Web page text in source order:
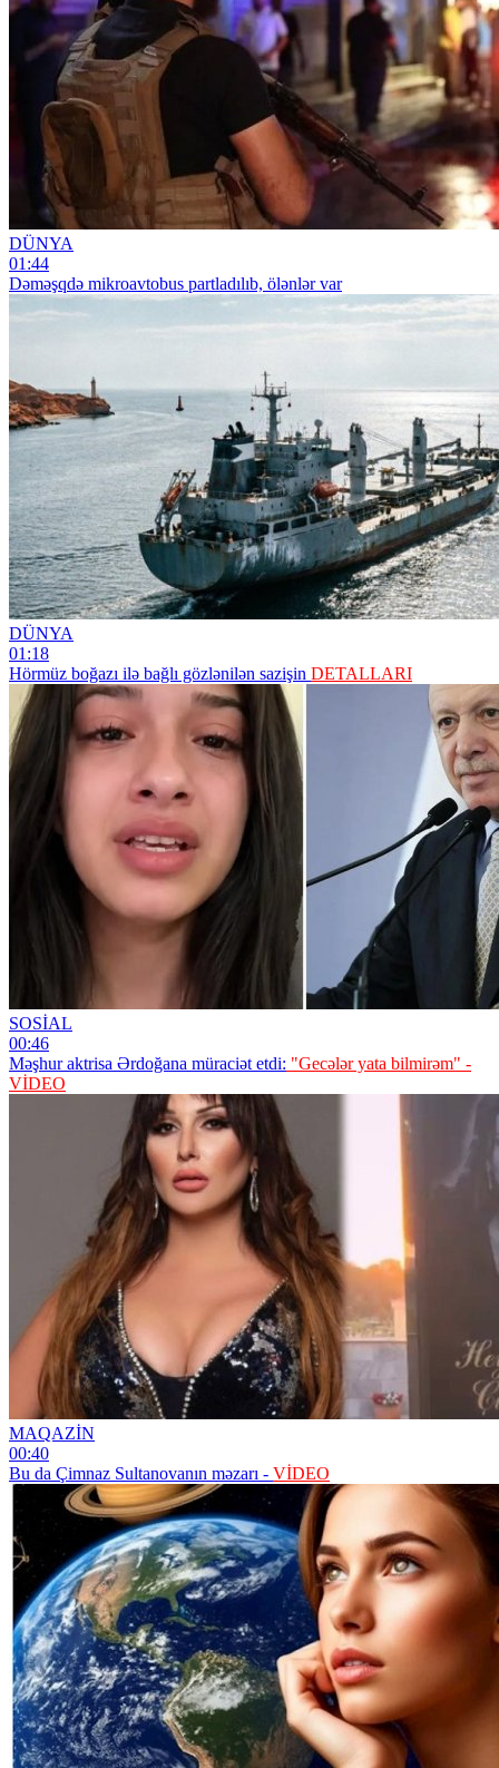
DÜNYA
01:44
Dəməşqdə mikroavtobus partladılıb, ölənlər var
DÜNYA
01:18
Hörmüz boğazı ilə bağlı gözlənilən sazişin DETALLARI
SOSİAL
00:46
Məşhur aktrisa Ərdoğana müraciət etdi: "Gecələr yata bilmirəm" -
VİDEO
MAQAZİN
00:40
Bu da Çimnaz Sultanovanın məzarı - VİDEO